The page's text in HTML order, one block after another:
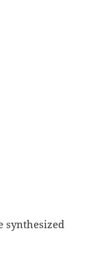
synthesized